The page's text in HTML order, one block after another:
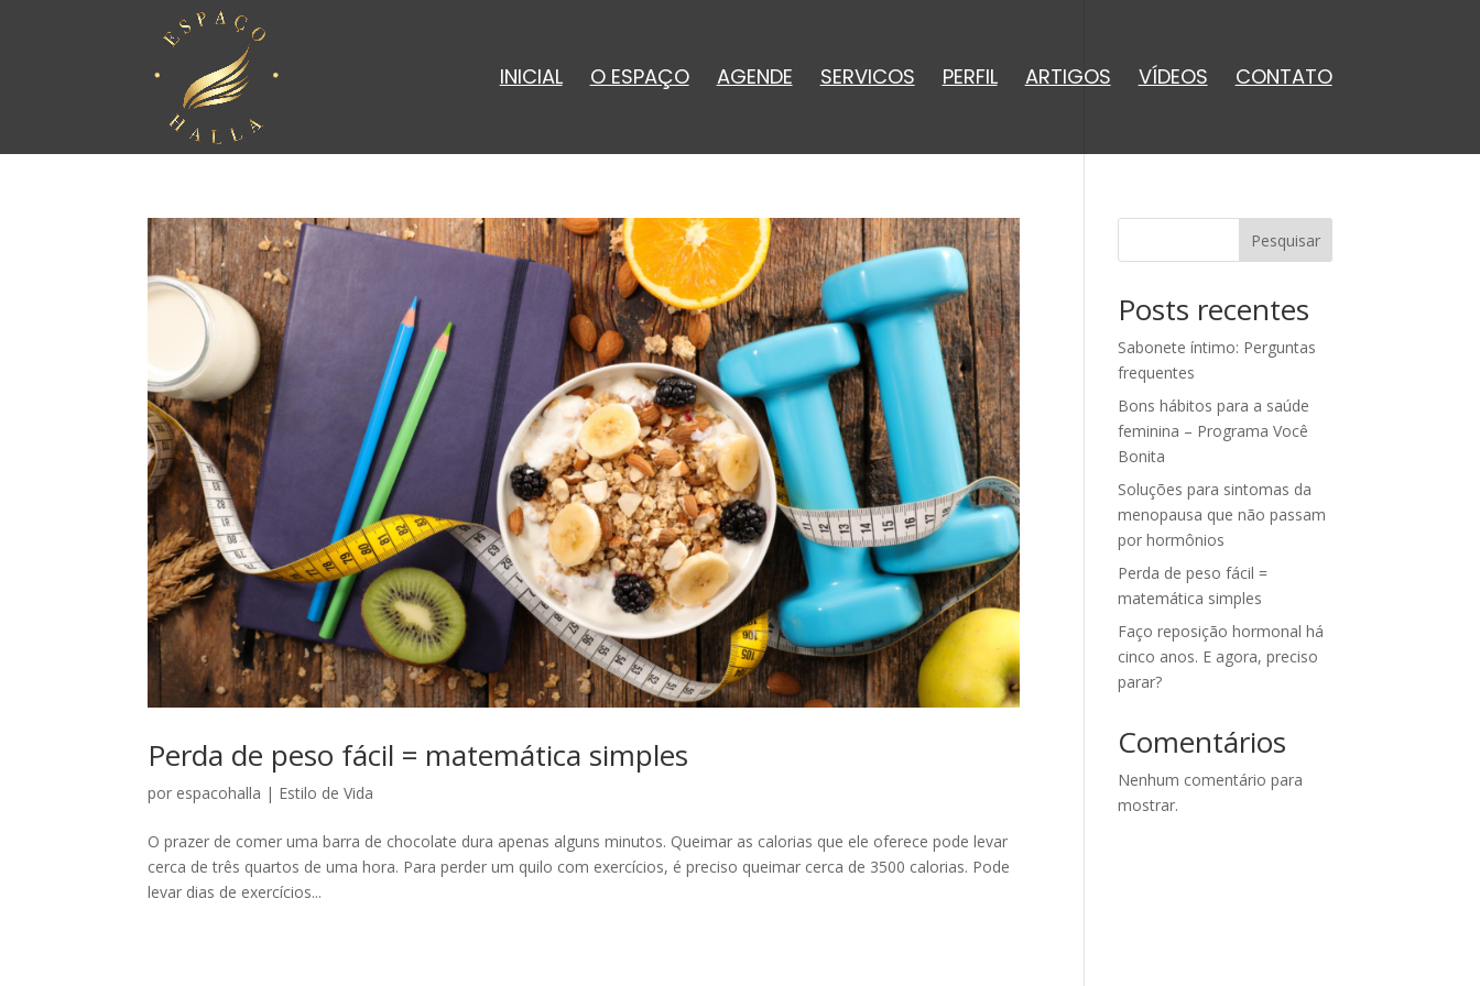
INICIAL O ESPAÇO AGENDE SERVICOS PERFIL ARTIGOS VÍDEOS CONTATO
Perda de peso fácil = matemática simples
por espacohalla | Estilo de Vida
O prazer de comer uma barra de chocolate dura apenas alguns minutos. Queimar as calorias que ele oferece pode levar
cerca de três quartos de uma hora. Para perder um quilo com exercícios, é preciso queimar cerca de 3500 calorias. Pode
levar dias de exercícios...
Pesquisar
Posts recentes
Sabonete íntimo: Perguntas
frequentes
Bons hábitos para a saúde
feminina – Programa Você
Bonita
Soluções para sintomas da
menopausa que não passam
por hormônios
Perda de peso fácil =
matemática simples
Faço reposição hormonal há
cinco anos. E agora, preciso
parar?
Comentários
Nenhum comentário para
mostrar.